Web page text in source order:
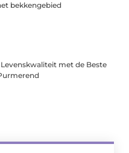
bekkengebied
met de Beste